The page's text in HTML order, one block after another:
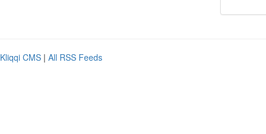
Kliqqi CMS | All RSS Feeds